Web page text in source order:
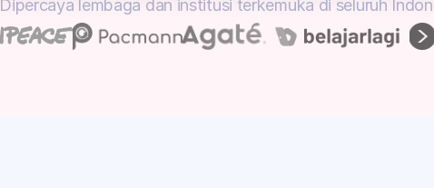
Dipercaya lembaga dan institusi terkemuka di seluruh